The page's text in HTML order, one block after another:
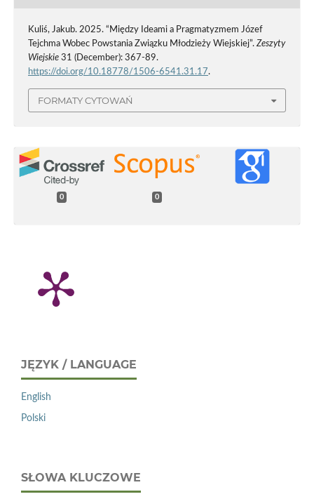
Kuliś, Jakub. 2025. “Między Ideami a Pragmatyzmem Józef
Tejchma Wobec Powstania Związku Młodzieży Wiejskiej”. Zeszyty
Wiejskie31 (December): 367-89.
https://doi.org/10.18778/1506-6541.31.17.
FORMATY CYTOWAŃ
0 0
JĘZYK / LANGUAGE
English
Polski
SŁOWA KLUCZOWE